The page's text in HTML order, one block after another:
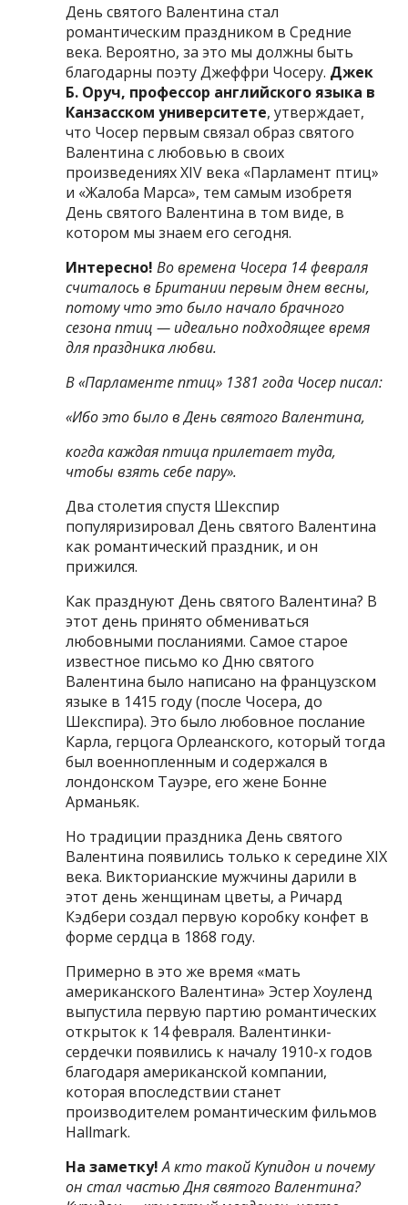
День святого Валентина стал
романтическим праздником в Средние
века. Вероятно, за это мы должны быть
благодарны поэту Джеффри Чосеру. Джек
Б. Оруч, профессор английского языка в
Канзасском университете, утверждает,
что Чосер первым связал образ святого
Валентина с любовью в своих
произведениях XIV века «Парламент птиц»
и «Жалоба Марса», тем самым изобретя
День святого Валентина в том виде, в
котором мы знаем его сегодня.
Интересно!Во времена Чосера 14 февраля
считалось в Британии первым днем весны,
потому что это было начало брачного
сезона птиц — идеально подходящее время
для праздника любви.
В «Парламенте птиц» 1381 года Чосер писал:
«Ибо это было в День святого Валентина,
когда каждая птица прилетает туда,
чтобы взять себе пару».
Два столетия спустя Шекспир
популяризировал День святого Валентина
как романтический праздник, и он
прижился.
Как празднуют День святого Валентина? В
этот день принято обмениваться
любовными посланиями. Самое старое
известное письмо ко Дню святого
Валентина было написано на французском
языке в 1415 году (после Чосера, до
Шекспира). Это было любовное послание
Карла, герцога Орлеанского, который тогда
был военнопленным и содержался в
лондонском Тауэре, его жене Бонне
Арманьяк.
Но традиции праздника День святого
Валентина появились только к середине XIX
века. Викторианские мужчины дарили в
этот день женщинам цветы, а Ричард
Кэдбери создал первую коробку конфет в
форме сердца в 1868 году.
Примерно в это же время «мать
американского Валентина» Эстер Хоуленд
выпустила первую партию романтических
открыток к 14 февраля. Валентинки-
сердечки появились к началу 1910-х годов
благодаря американской компании,
которая впоследствии станет
производителем романтическим фильмов
Hallmark.
На заметку!А кто такой Купидон и почему
он стал частью Дня святого Валентина?